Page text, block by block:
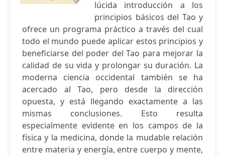
lúcida introducción a los
principios básicos del Tao y
ofrece un programa práctico a través del cual
todo el mundo puede aplicar estos principios y
beneficiarse del poder del Tao para mejorar la
calidad de su vida y prolongar su duración. La
moderna ciencia occidental también se ha
acercado al Tao, pero desde la dirección
opuesta, y está llegando exactamente a las
mismas conclusiones. Esto resulta
especialmente evidente en los campos de la
física y la medicina, donde la mudable relación
entre materia y energía, entre cuerpo y mente,